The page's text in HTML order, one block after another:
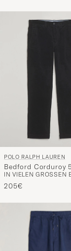
POLO RALPH LAUREN
Bedford Corduroy
Pants Polo Black
205€